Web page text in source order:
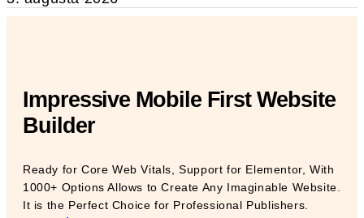
Impressive Mobile First Website
Builder
Ready for Core Web Vitals, Support for Elementor, With
1000+ Options Allows to Create Any Imaginable Website.
It is the Perfect Choice for Professional Publishers.